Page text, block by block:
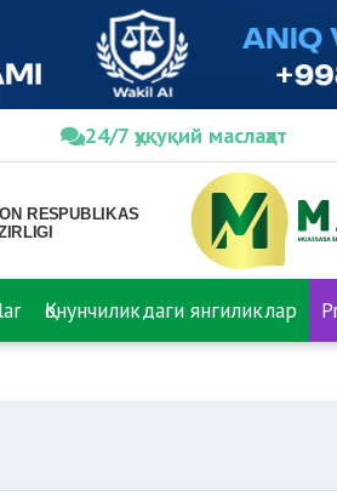
24/7 ҳуқуқий маслаҳат
Қонунчиликдаги янгиликлар